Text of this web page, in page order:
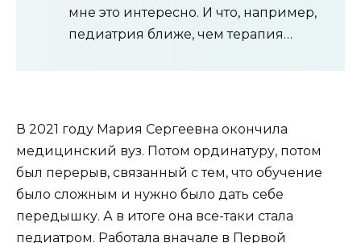
мне это интересно. И что, например,
педиатрия ближе, чем терапия…
В 2021 году Мария Сергеевна окончила
медицинский вуз. Потом ординатуру, потом
был перерыв, связанный с тем, что обучение
было сложным и нужно было дать себе
передышку. А в итоге она все-таки стала
педиатром. Работала вначале в Первой